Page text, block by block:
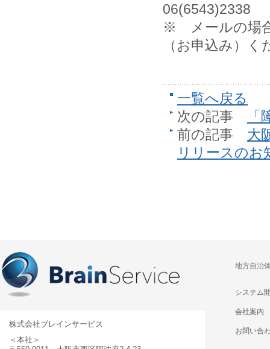
06(6543)2338
※ メールの場
（お申込み）く
一覧へ戻る
次の記事
前の記事 大
リリースのお
株式会社ブレインサービス
＜本社＞
地方自治
システム
会社案内
お問い合